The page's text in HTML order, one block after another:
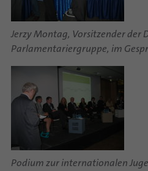
Jerzy Montag, Vorsitzender der
Parlamentariergruppe, im
Podium zur internationalen